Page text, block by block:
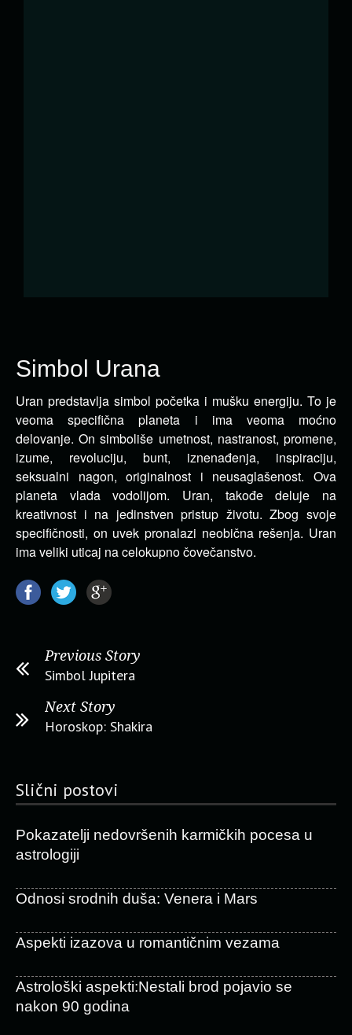
Simbol Urana
Uran predstavlja simbol početka i mušku energiju. To je
veoma specifična planeta i ima veoma moćno
delovanje. On simboliše umetnost, nastranost, promene,
izume, revoluciju, bunt, iznenađenja, inspiraciju,
seksualni nagon, originalnost i neusaglašenost. Ova
planeta vlada vodolijom. Uran, takođe deluje na
kreativnost i na jedinstven pristup životu. Zbog svoje
specifičnosti, on uvek pronalazi neobična rešenja. Uran
ima veliki uticaj na celokupno čovečanstvo.
Previous Story
Simbol Jupitera
Next Story
Horoskop: Shakira
Slični postovi
Pokazatelji nedovršenih karmičkih pocesa u
astrologiji
Odnosi srodnih duša: Venera i Mars
Aspekti izazova u romantičnim vezama
Astrološki aspekti:Nestali brod pojavio se
nakon 90 godina